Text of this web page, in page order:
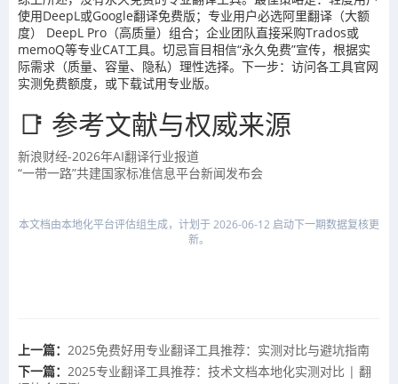
使用DeepL或Google翻译免费版；专业用户必选阿里翻译（大额
度） DeepL Pro（高质量）组合；企业团队直接采购Trados或
memoQ等专业CAT工具。切忌盲目相信“永久免费”宣传，根据实
际需求（质量、容量、隐私）理性选择。下一步：访问各工具官网
实测免费额度，或下载试用专业版。
📑 参考文献与权威来源
新浪财经-2026年AI翻译行业报道
“一带一路”共建国家标准信息平台新闻发布会
本文档由本地化平台评估组生成，计划于 2026-06-12 启动下一期数据复核更
新。
上一篇： 2025免费好用专业翻译工具推荐：实测对比与避坑指南
下一篇： 2025专业翻译工具推荐：技术文档本地化实测对比 | 翻